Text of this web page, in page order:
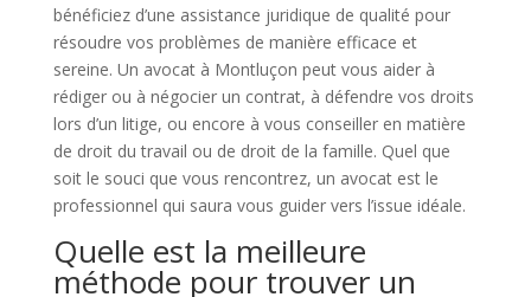
bénéficiez d’une assistance juridique de qualité pour
résoudre vos problèmes de manière efficace et
sereine. Un avocat à Montluçon peut vous aider à
rédiger ou à négocier un contrat, à défendre vos droits
lors d’un litige, ou encore à vous conseiller en matière
de droit du travail ou de droit de la famille. Quel que
soit le souci que vous rencontrez, un avocat est le
professionnel qui saura vous guider vers l’issue idéale.
Quelle est la meilleure
méthode pour trouver un